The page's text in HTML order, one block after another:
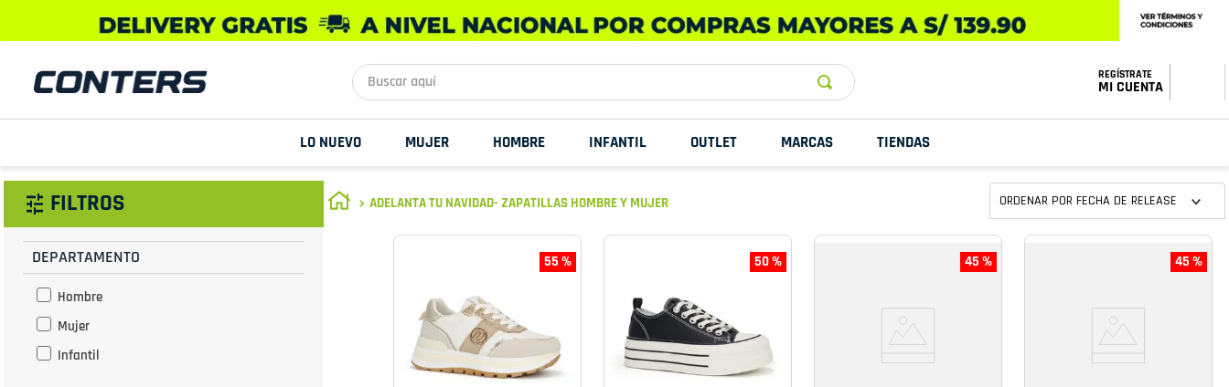
Buscar aquí
MI CUENTA
LO NUEVO MUJER HOMBRE INFANTIL OUTLET MARCAS TIENDAS
FILTROS
DEPARTAMENTO
Hombre
Mujer
Infantil
ADELANTA TU NAVIDAD- ZAPATILLAS HOMBRE Y MUJER ORDENAR POR FECHA DE RELEASE
55 % 50 % 45 % 45 %